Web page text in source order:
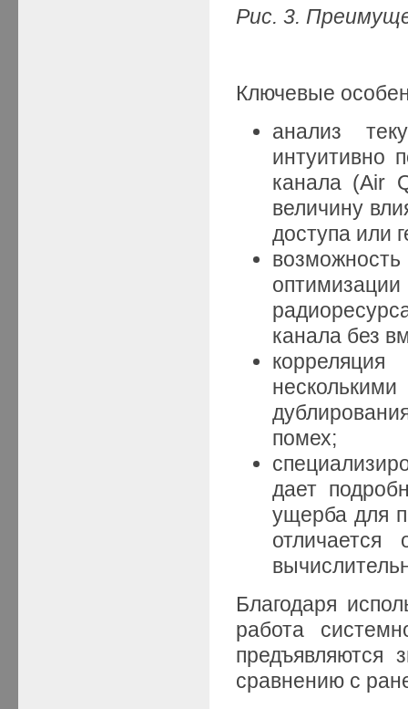
Рис. 3.
Ключевые
анализ
интуитивно
канала (Air
величину
доступа или
канала без
помех;
дает
ущерба для
Благодаря
работа
предъявляются
сравнению с